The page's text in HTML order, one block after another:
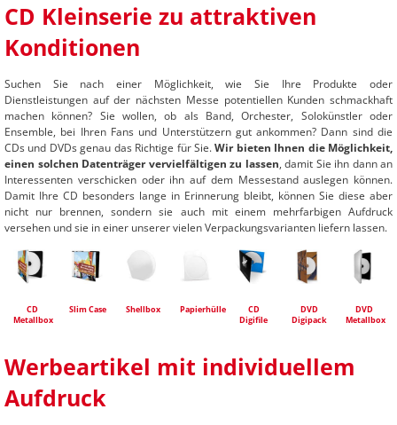
CD Kleinserie zu attraktiven
Konditionen
Suchen Sie nach einer Möglichkeit, wie Sie Ihre Produkte oder
Dienstleistungen auf der nächsten Messe potentiellen Kunden schmackhaft
machen können? Sie wollen, ob als Band, Orchester, Solokünstler oder
Ensemble, bei Ihren Fans und Unterstützern gut ankommen? Dann sind die
CDs und DVDs genau das Richtige für Sie.Wir bieten Ihnen die Möglichkeit,
einen solchen Datenträger vervielfältigen zu lassen, damit Sie ihn dann an
Interessenten verschicken oder ihn auf dem Messestand auslegen können.
Damit Ihre CD besonders lange in Erinnerung bleibt, können Sie diese aber
nicht nur brennen, sondern sie auch mit einem mehrfarbigen Aufdruck
versehen und sie in einer unserer vielen Verpackungsvarianten liefern lassen.
CD
Metallbox
Slim Case Shellbox Papierhülle
CD
Digifile
DVD
Digipack
DVD
Metallbox
Werbeartikel mit individuellem
Aufdruck